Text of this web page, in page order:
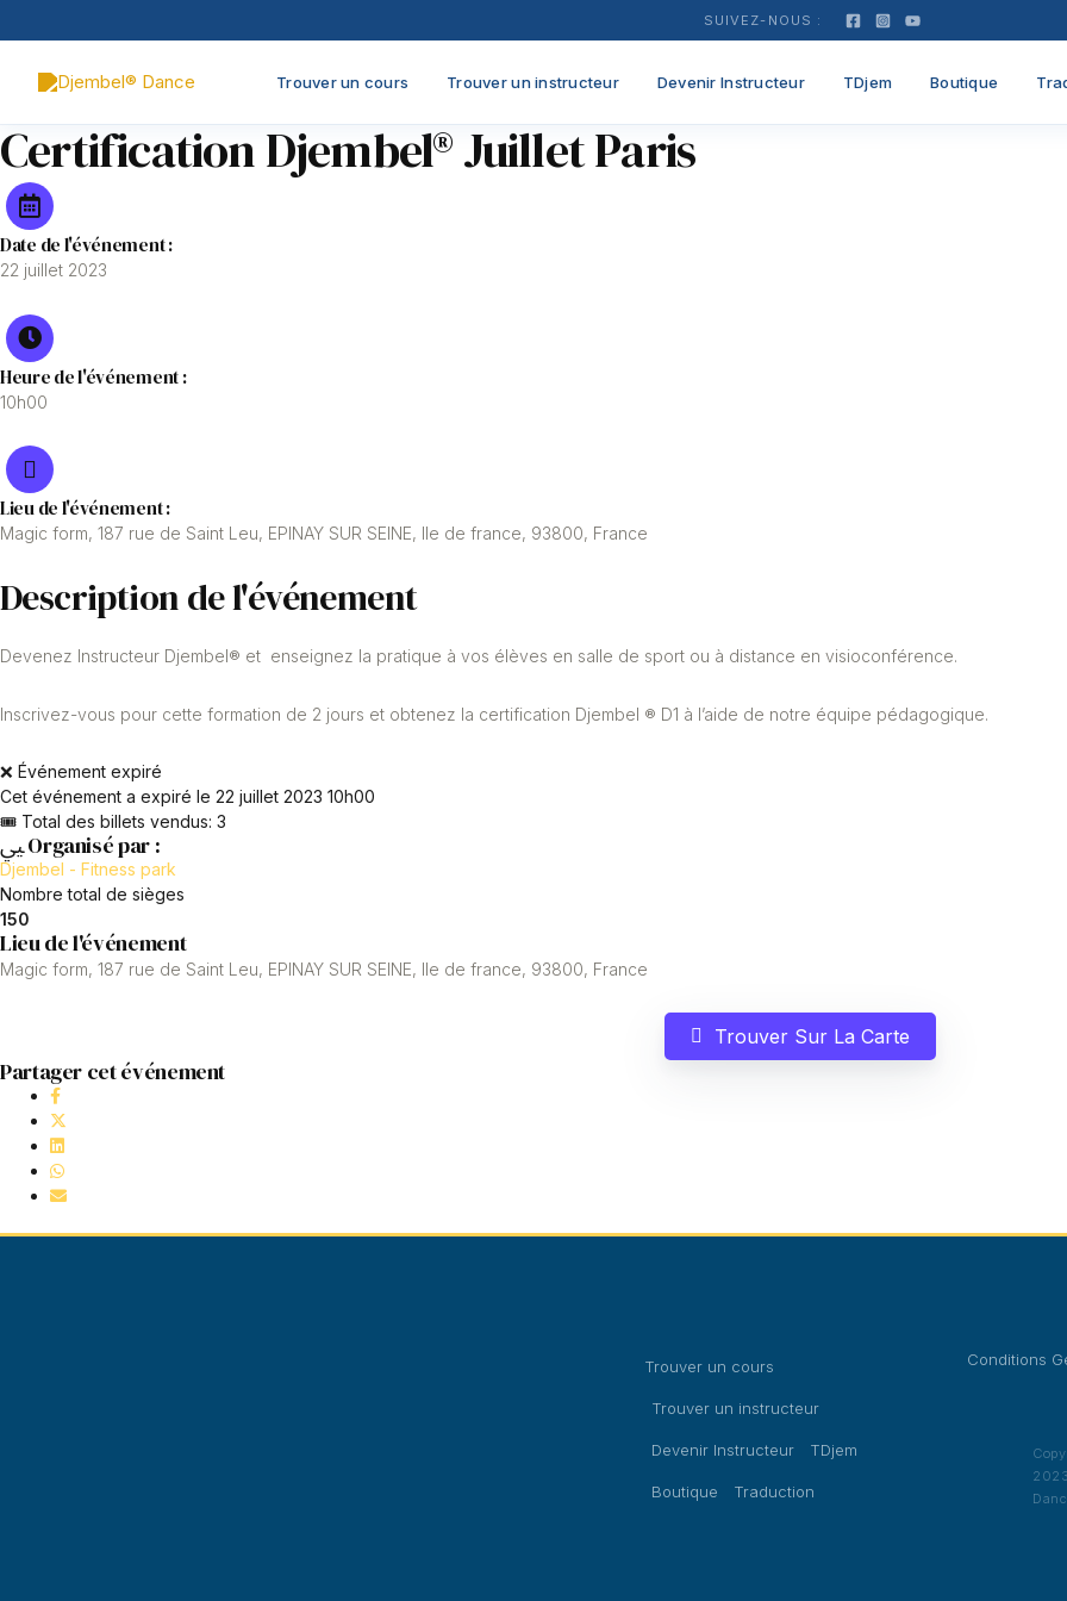
to
content
SUIVEZ-NOUS :
Trouver un cours Trouver un instructeur Devenir Instructeur TDjem Boutique
Certification Djembel® Juillet Paris
Date de l'événement :
22 juillet 2023
Heure de l'événement :
10h00
Lieu de l'événement :
Magic form, 187 rue de Saint Leu, EPINAY SUR SEINE, Ile de france, 93800, France
Description de l'événement
Devenez Instructeur Djembel® et enseignez la pratique à vos élèves en salle de sport ou à distance en visioconférence.
Inscrivez-vous pour cette formation de 2 jours et obtenez la certification Djembel ® D1 à l’aide de notre équipe pédagogique.
❌ Événement expiré
Cet événement a expiré le 22 juillet 2023 10h00
🎟 Total des billets vendus: 3
Organisé par :
Djembel - Fitness park
Nombre total de sièges
150
Lieu de l'événement
Magic form, 187 rue de Saint Leu, EPINAY SUR SEINE, Ile de france, 93800, France
Trouver Sur La Carte
Partager cet événement
Trouver un cours
Trouver un instructeur
Devenir Instructeur TDjem
Boutique Traduction
Conditions